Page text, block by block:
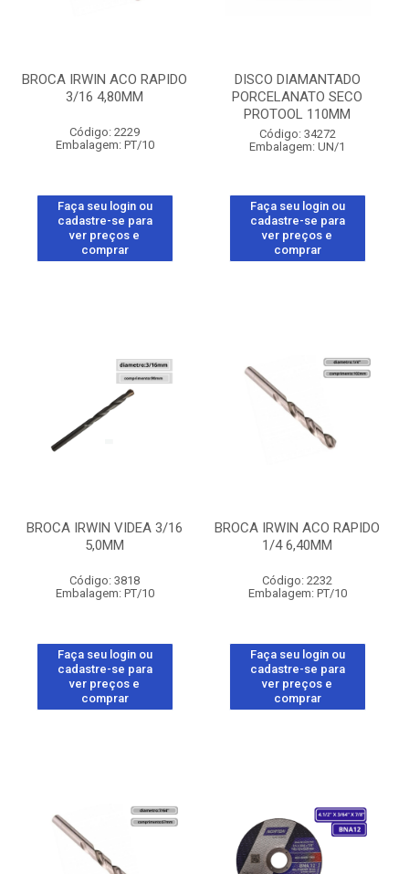
BROCA IRWIN ACO RAPIDO
3/16 4,80MM
Código: 2229
Embalagem: PT/10
Faça seu login ou
cadastre-se para
ver preços e
comprar
DISCO DIAMANTADO
PORCELANATO SECO
PROTOOL 110MM
Código: 34272
Embalagem: UN/1
Faça seu login ou
cadastre-se para
ver preços e
comprar
BROCA IRWIN VIDEA 3/16
5,0MM
Código: 3818
Embalagem: PT/10
Faça seu login ou
cadastre-se para
ver preços e
comprar
BROCA IRWIN ACO RAPIDO
1/4 6,40MM
Código: 2232
Embalagem: PT/10
Faça seu login ou
cadastre-se para
ver preços e
comprar